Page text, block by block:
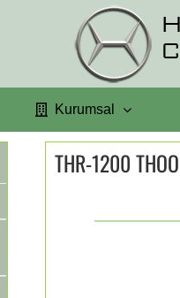
Kurumsal
THR-1200